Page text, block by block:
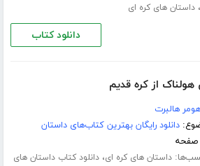
،داستان های کره ای
دانلود کتاب
از کره قدیم
هومر هالبرت
دانلود رایگان بهترین کتاب‌های داستان
داستان های کره ای،دانلود کتاب داستان های